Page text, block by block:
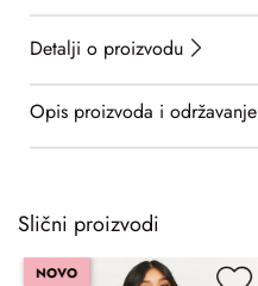
Detalji o proizvodu
Opis proizvoda i održavanje
Slični proizvodi
NOVO